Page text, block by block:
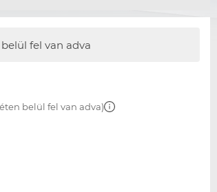
fel van adva
belül fel van adva)